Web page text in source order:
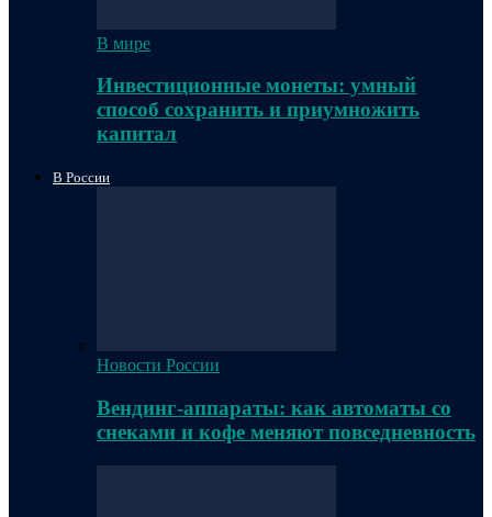
В мире
Инвестиционные монеты: умный
способ сохранить и приумножить
капитал
В России
Новости России
Вендинг-аппараты: как автоматы со
снеками и кофе меняют повседневность